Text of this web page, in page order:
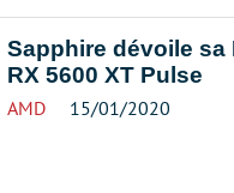
Sapphire dévoile sa
RX 5600 XT Pulse
AMD 15/01/2020